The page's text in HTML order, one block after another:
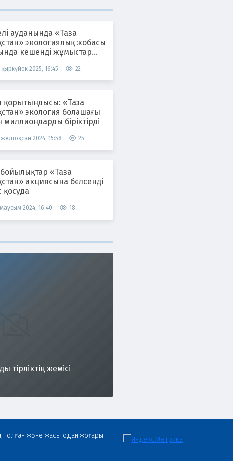
ауданында «Таза
экологиялық жобасы
кешенді жұмыстар
қыркүйек 2025, 16:45 22
қорытындысы: «Таза
экология болашағы
миллиондарды біріктірді
желтоқсан 2024, 15:58 25
«Таза
акциясына белсенді
қосуда
маусым 2024, 16:40 18
тірліктің жемісі
толған және жасы одан жоғары